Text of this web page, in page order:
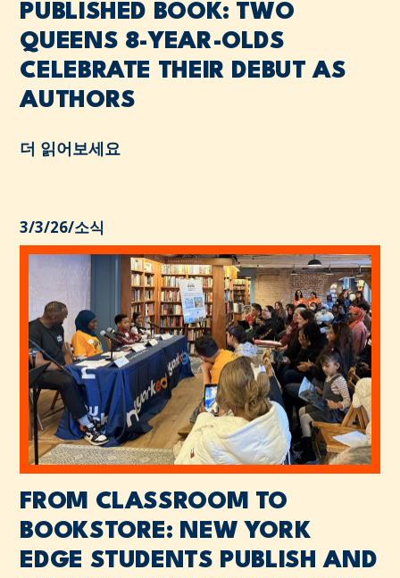
PUBLISHED BOOK: TWO
QUEENS 8-YEAR-OLDS
CELEBRATE THEIR DEBUT AS
AUTHORS
더 읽어보세요
3/3/26/소식
FROM CLASSROOM TO
BOOKSTORE: NEW YORK
EDGE STUDENTS PUBLISH AND